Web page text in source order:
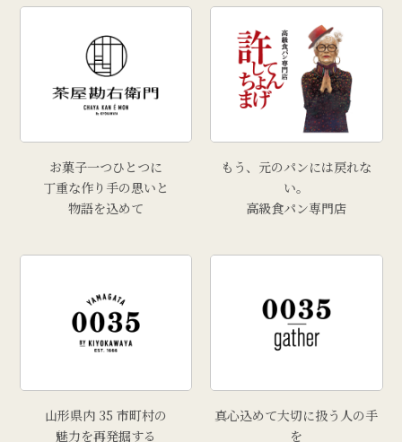
お菓子一つひとつに
丁重な作り手の思いと
物語を込めて
もう、元のパンには戻れな
い。
高級食パン専門店
山形県内 35 市町村の
魅力を再発掘する
真心込めて大切に扱う人の手
を